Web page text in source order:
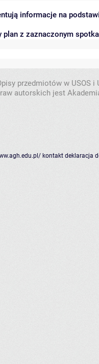
informacje na
z zaznaczonym
przedmiotów w USOS
autorskich jest
kontakt deklaracja